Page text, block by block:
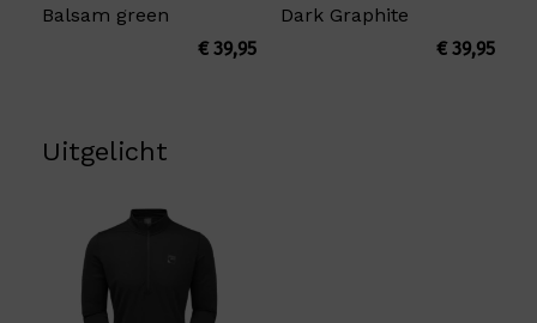
Balsam green
€39,95
Dark Graphite
€39,95
Uitgelicht